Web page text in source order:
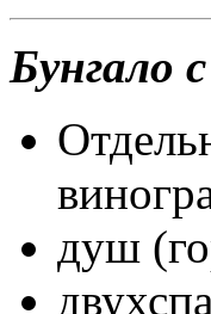
Бунгало
душ